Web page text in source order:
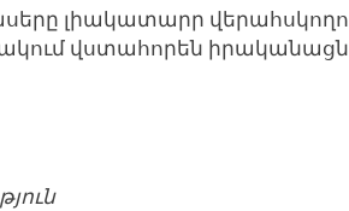
լիակատարր
վստահորեն